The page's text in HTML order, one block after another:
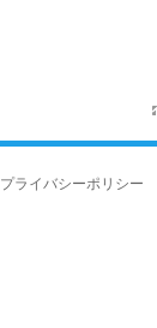
プライバシーポリシー